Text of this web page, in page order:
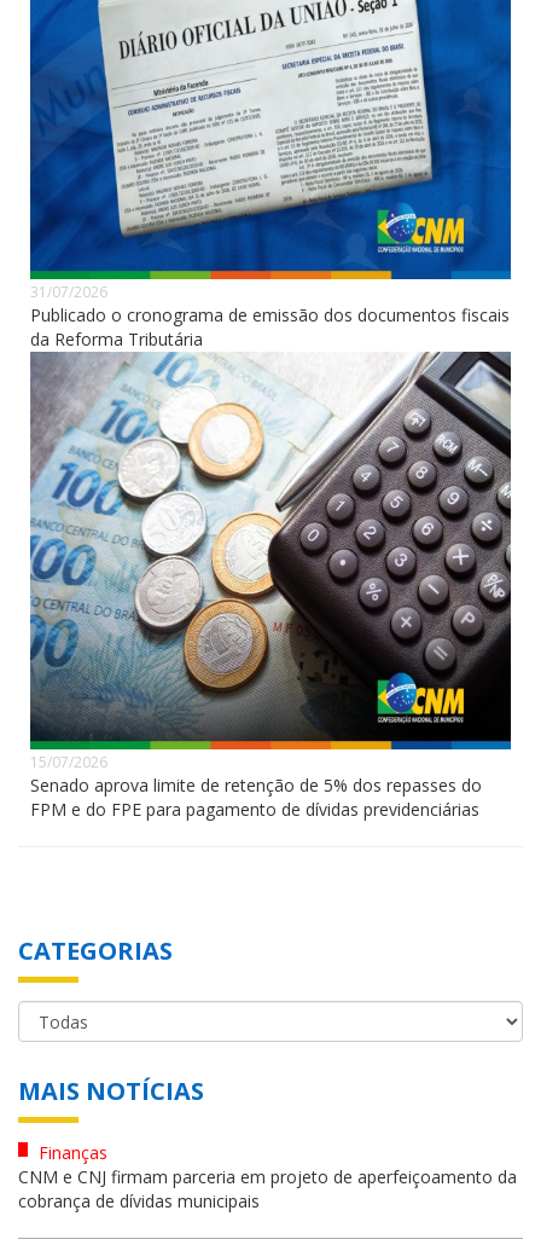
31/07/2026
Publicado o cronograma de emissão dos documentos fiscais
da Reforma Tributária
15/07/2026
Senado aprova limite de retenção de 5% dos repasses do
FPM e do FPE para pagamento de dívidas previdenciárias
CATEGORIAS
MAIS NOTÍCIAS
Finanças
CNM e CNJ firmam parceria em projeto de aperfeiçoamento da
cobrança de dívidas municipais